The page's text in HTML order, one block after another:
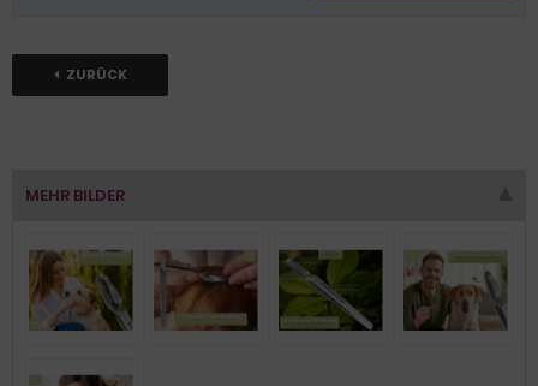
ZURÜCK
MEHR BILDER